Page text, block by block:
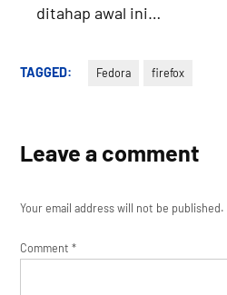
ditahap awal ini…
TAGGED: Fedora firefox
Leave a comment
Your email address will not be published.
Comment*